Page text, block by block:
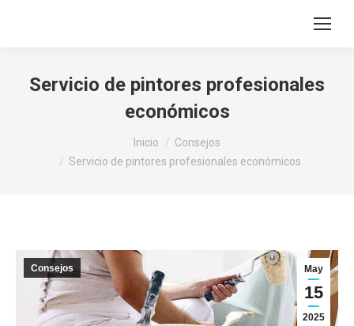
Servicio de pintores profesionales
económicos
Inicio
Consejos
Servicio de pintores profesionales económicos
May
15
2025
Consejos